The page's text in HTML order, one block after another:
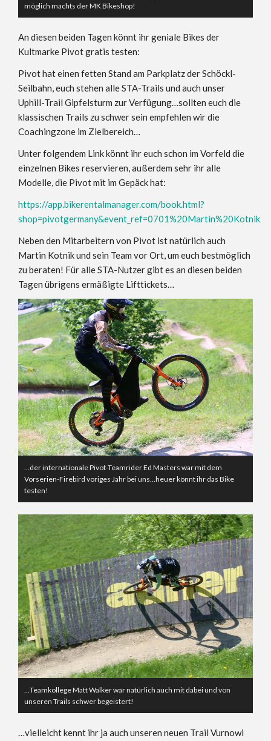
möglich machts der MK Bikeshop!
An diesen beiden Tagen könnt ihr geniale Bikes der
Kultmarke Pivot gratis testen:
Pivot hat einen fetten Stand am Parkplatz der Schöckl-
Seilbahn, euch stehen alle STA-Trails und auch unser
Uphill-Trail Gipfelsturm zur Verfügung…sollten euch die
klassischen Trails zu schwer sein empfehlen wir die
Coachingzone im Zielbereich…
Unter folgendem Link könnt ihr euch schon im Vorfeld die
einzelnen Bikes reservieren, außerdem sehr ihr alle
Modelle, die Pivot mit im Gepäck hat:
https://app.bikerentalmanager.com/book.html?
shop=pivotgermany&event_ref=0701%20Martin%20Kotnik
Neben den Mitarbeitern von Pivot ist natürlich auch
Martin Kotnik und sein Team vor Ort, um euch bestmöglich
zu beraten! Für alle STA-Nutzer gibt es an diesen beiden
Tagen übrigens ermäßigte Lifttickets…
…der internationale Pivot-Teamrider Ed Masters war mit dem
Vorserien-Firebird voriges Jahr bei uns…heuer könnt ihr das Bike
testen!
…Teamkollege Matt Walker war natürlich auch mit dabei und von
unseren Trails schwer begeistert!
…vielleicht kennt ihr ja auch unseren neuen Trail Vurnowi